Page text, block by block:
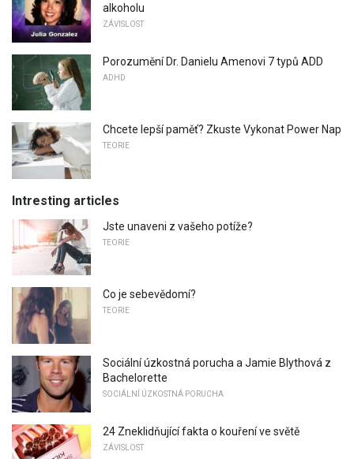
alkoholu
ZÁVISLOST
Porozumění Dr. Danielu Amenovi 7 typů ADD
ADHD
Chcete lepší paměť? Zkuste Vykonat Power Nap
TEORIE
Intresting articles
Jste unaveni z vašeho potíže?
TEORIE
Co je sebevědomí?
TEORIE
Sociální úzkostná porucha a Jamie Blythová z
Bachelorette
SOCIÁLNÍ ÚZKOSTNÁ PORUCHA
24 Zneklidňující fakta o kouření ve světě
ZÁVISLOST